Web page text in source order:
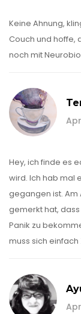
Keine Ahnung,
Couch und hoffe,
noch mit
Hey, ich finde es
wird. Ich hab mal
gegangen ist. Am
gemerkt hat,
Panik zu
muss sich einfach